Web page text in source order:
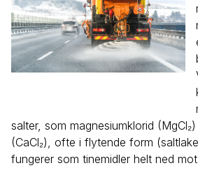
salter, som magnesiumklorid
(CaCl₂), ofte i flytende form
fungerer som tinemidler helt ned